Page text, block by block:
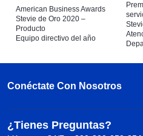
American Business Awards
Stevie de Oro 2020 –
Producto
Equipo directivo del año
Conéctate Con Nosotros
¿Tienes Preguntas?